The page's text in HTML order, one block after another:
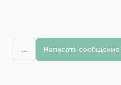
... Написать сообщение